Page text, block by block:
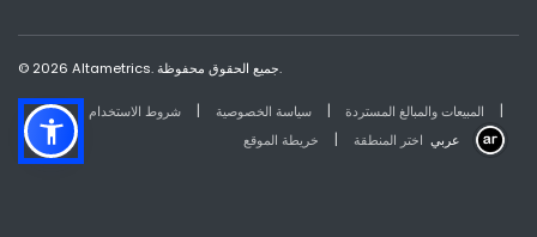
© 2026 Altametrics. جميع الحقوق محفوظة.
شروط الاستخدام | سياسة الخصوصية | المبيعات والمبالغ المستردة |
خريطة الموقع | اختر المنطقة عربي